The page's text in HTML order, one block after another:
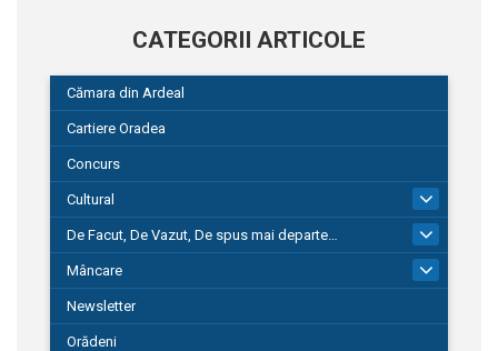
CATEGORII ARTICOLE
Cămara din Ardeal
Cartiere Oradea
Concurs
Cultural
De Facut, De Vazut, De spus mai departe…
580
Mâncare
Newsletter
Orădeni